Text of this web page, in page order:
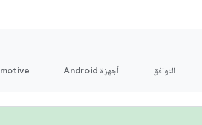
التوافق أجهزة Android